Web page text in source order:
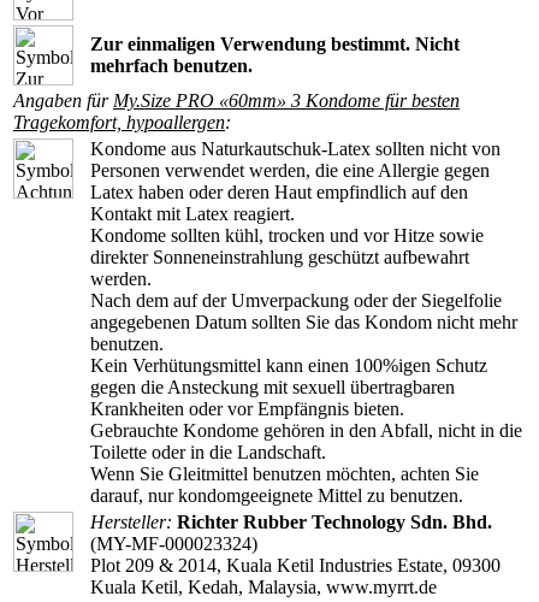
Zur einmaligen Verwendung bestimmt. Nicht
mehrfach benutzen.
Angaben für My.Size PRO «60mm» 3 Kondome für besten
Tragekomfort, hypoallergen:
Kondome aus Naturkautschuk-Latex sollten nicht von
Personen verwendet werden, die eine Allergie gegen
Latex haben oder deren Haut empfindlich auf den
Kontakt mit Latex reagiert.
Kondome sollten kühl, trocken und vor Hitze sowie
direkter Sonneneinstrahlung geschützt aufbewahrt
werden.
Nach dem auf der Umverpackung oder der Siegelfolie
angegebenen Datum sollten Sie das Kondom nicht mehr
benutzen.
Kein Verhütungsmittel kann einen 100%igen Schutz
gegen die Ansteckung mit sexuell übertragbaren
Krankheiten oder vor Empfängnis bieten.
Gebrauchte Kondome gehören in den Abfall, nicht in die
Toilette oder in die Landschaft.
Wenn Sie Gleitmittel benutzen möchten, achten Sie
darauf, nur kondomgeeignete Mittel zu benutzen.
Hersteller: Richter Rubber Technology Sdn. Bhd.
(MY-MF-000023324)
Plot 209 & 2014, Kuala Ketil Industries Estate, 09300
Kuala Ketil, Kedah, Malaysia, www.myrrt.de